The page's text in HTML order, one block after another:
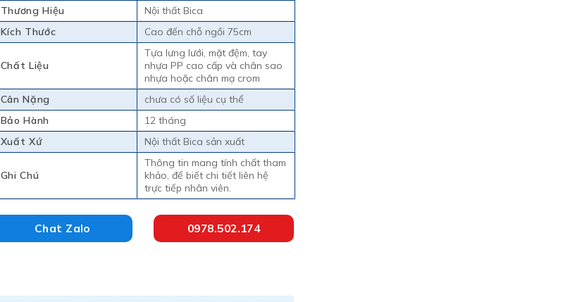
750.000 ₫.là:
660.000 ₫.
Thương Hiệu
Nội thất Bica
Kích Thước
Cao đến chỗ ngồi 75cm
Chất Liệu
Tựa lưng lưới, mặt đệm, tay
nhựa PP cao cấp và chân sao
nhựa hoặc chân mạ crom
Cân Nặng
chưa có số liệu cụ thể
Bảo Hành
12 tháng
Xuất Xứ
Nội thất Bica sản xuất
Ghi Chú
Thông tin mang tính chất tham
khảo, để biết chi tiết liên hệ
trực tiếp nhân viên.
Chat Zalo 0978.502.174